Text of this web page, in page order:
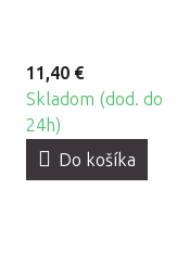
11,40 €
Skladom (dod. do
24h)
Do košíka